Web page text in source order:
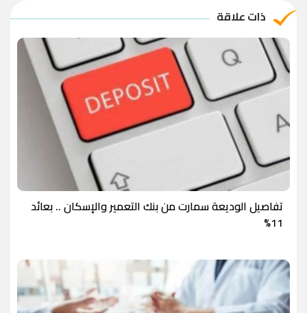
ذات علاقة
تفاصيل الوديعة سمارت من بنك التعمير والإسكان .. بعائد
11%